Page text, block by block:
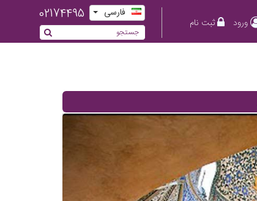
ورود ثبت نام
فارسی 02174495
Previous